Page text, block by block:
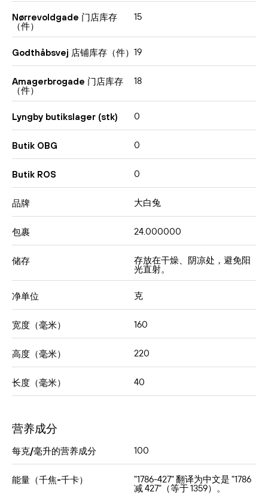
Nørrevoldgade 门店库存
（件）
15
Godthåbsvej 店铺库存（件） 19
Amagerbrogade 门店库存
（件）
18
Lyngby butikslager (stk) 0
Butik OBG 0
Butik ROS 0
品牌 ⼤⽩兔
包裹 24.000000
储存 存放在干燥、阴凉处，避免阳
光直射。
净单位 克
宽度（毫米） 160
高度（毫米） 220
长度（毫米） 40
营养成分
每克/毫升的营养成分 100
能量（千焦-千卡） "1786-427" 翻译为中文是 "1786
减 427"（等于 1359）。